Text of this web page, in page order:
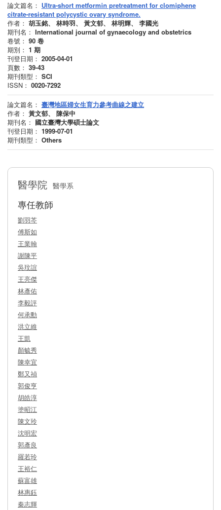
論文篇名： Ultra-short metformin pretreatment for clomiphene
citrate-resistant polycystic ovary syndrome.
作者： 胡玉銘、 林時羽、 黃文郁、 林明輝、 李國光
期刊名： International journal of gynaecology and obstetrics
卷號： 90 卷
期別： 1 期
刊登日期： 2005-04-01
頁數： 39-43
期刊類型： SCI
ISSN： 0020-7292
論文篇名： 臺灣地區婦女生育力參考曲線之建立
作者： 黃文郁、 陳保中
期刊名： 國立臺灣大學碩士論文
刊登日期： 1999-07-01
期刊類型： Others
醫學院 醫學系
專任教師
劉羽芩
傅斯如
王業翰
謝陳平
吳玟誼
王亮傑
林彥佑
李毅評
何承勳
洪立維
王凱
顏毓秀
陳幸宜
鄭又禎
郭俊亨
胡皓淳
塗昭江
陳文玲
沈明宏
郭彥良
羅若玲
王裕仁
蘇富雄
林惠鈺
秦志輝